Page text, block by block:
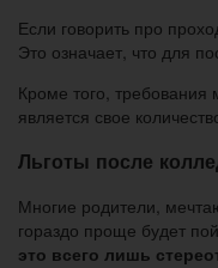
Если говорить про
Это означает, что для
Кроме того, требования
является свое
Льготы после
Многие родители,
гораздо проще будет
это всего лишь